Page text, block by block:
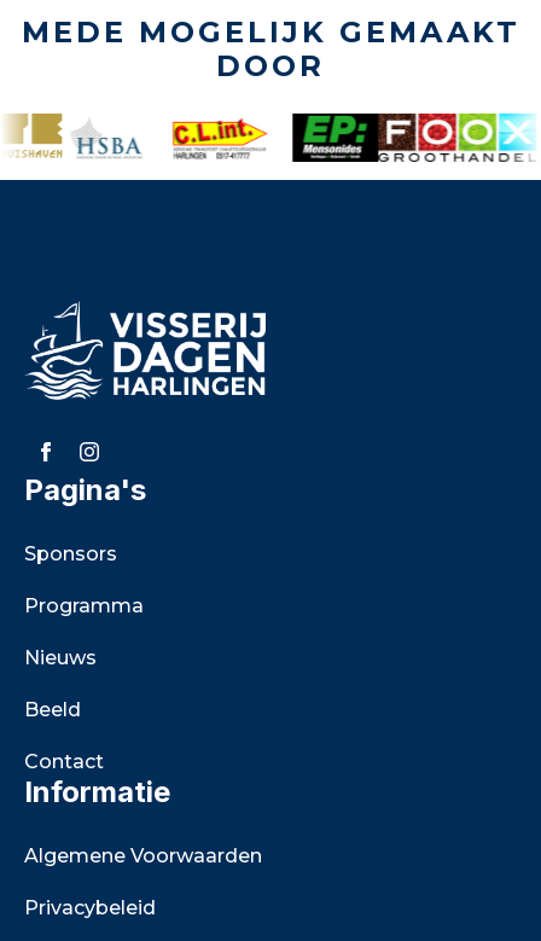
MEDE MOGELIJK GEMAAKT
DOOR
Pagina's
Sponsors
Programma
Nieuws
Beeld
Contact
Informatie
Algemene Voorwaarden
Privacybeleid